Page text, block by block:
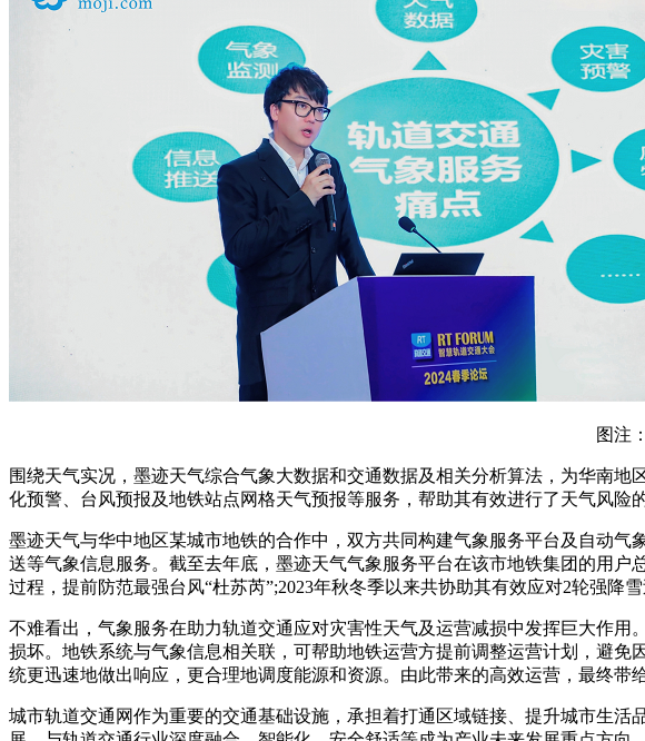
图注
围绕天气实况，墨迹天气综合气象大数据和交通数据及相关分析算法，为华南
化预警、台风预报及地铁站点网格天气预报等服务，帮助其有效进行了天气风险
墨迹天气与华中地区某城市地铁的合作中，双方共同构建气象服务平台及自动
送等气象信息服务。截至去年底，墨迹天气气象服务平台在该市地铁集团的用
过程，提前防范最强台风“杜苏芮”;2023年秋冬季以来共协助其有效应对2轮强降雪
不难看出，气象服务在助力轨道交通应对灾害性天气及运营减损中发挥巨大作
损坏。地铁系统与气象信息相关联，可帮助地铁运营方提前调整运营计划，避
统更迅速地做出响应，更合理地调度能源和资源。由此带来的高效运营，最终带
城市轨道交通网作为重要的交通基础设施，承担着打通区域链接、提升城市生